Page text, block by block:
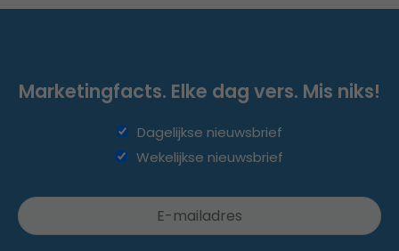
Marketingfacts. Elke dag vers. Mis niks!
Dagelijkse nieuwsbrief
Wekelijkse nieuwsbrief